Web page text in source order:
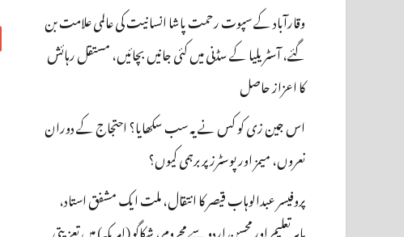
وقارآباد کے سپوت رحمت پاشا انسانیت کی عالمی علامت بن
گئے، آسٹریلیا کے سڈنی میں کئی جانیں بچائیں، مستقل رہائش
کا اعزاز حاصل
اس جین زی کو کس نے یہ سب سکھایا؟ احتجاج کے دوران
نعروں، میمز اور پوسٹرز پر برہمی کیوں؟
پروفیسر عبدالوہاب قیصر کا انتقال، ملت ایک مشفق استاد،
ماہرِتعلیم اور محسنِ اردو سے محروم، شکاگو (امریکہ) میں تعزیتی